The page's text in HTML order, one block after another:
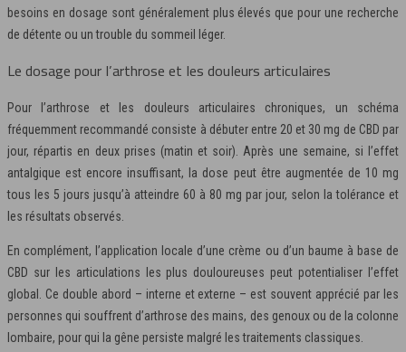
besoins en dosage sont généralement plus élevés que pour une recherche
de détente ou un trouble du sommeil léger.
Le dosage pour l’arthrose et les douleurs articulaires
Pour l’arthrose et les douleurs articulaires chroniques, un schéma
fréquemment recommandé consiste à débuter entre 20 et 30 mg de CBD par
jour, répartis en deux prises (matin et soir). Après une semaine, si l’effet
antalgique est encore insuffisant, la dose peut être augmentée de 10 mg
tous les 5 jours jusqu’à atteindre 60 à 80 mg par jour, selon la tolérance et
les résultats observés.
En complément, l’application locale d’une crème ou d’un baume à base de
CBD sur les articulations les plus douloureuses peut potentialiser l’effet
global. Ce double abord – interne et externe – est souvent apprécié par les
personnes qui souffrent d’arthrose des mains, des genoux ou de la colonne
lombaire, pour qui la gêne persiste malgré les traitements classiques.